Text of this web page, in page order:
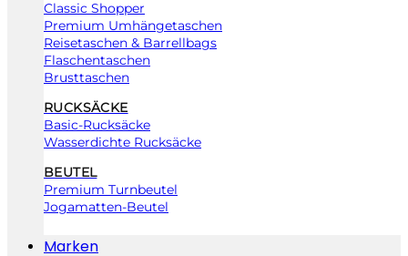
Classic Shopper
Premium Umhängetaschen
Reisetaschen & Barrellbags
Flaschentaschen
Brusttaschen
RUCKSÄCKE
Basic-Rucksäcke
Wasserdichte Rucksäcke
BEUTEL
Premium Turnbeutel
Jogamatten-Beutel
Marken